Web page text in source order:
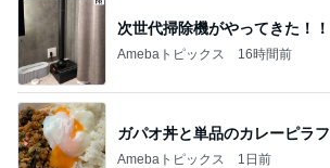
次世代掃除機がやってきた！！
Amebaトピックス 16時間前
ガパオ丼と単品のカレーピラフ
Amebaトピックス 1日前